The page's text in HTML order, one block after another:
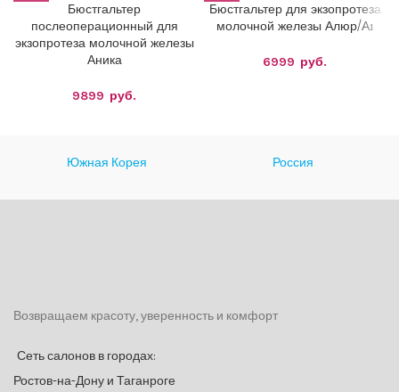
Бюстгальтер
послеоперационный для
экзопротеза молочной железы
Аника
9899 руб.
Бюстгальтер для экзопротеза
молочной железы Алюр/А1
6999 руб.
Южная Корея Россия
Возвращаем красоту, уверенность и комфорт
Сеть салонов в городах:
Ростов-на-Дону и Таганроге